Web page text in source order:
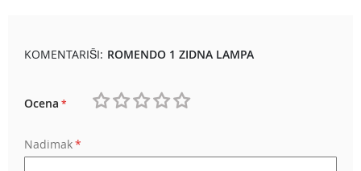
KOMENTARIŠI: ROMENDO 1 ZIDNA LAMPA
Ocena
Nadimak